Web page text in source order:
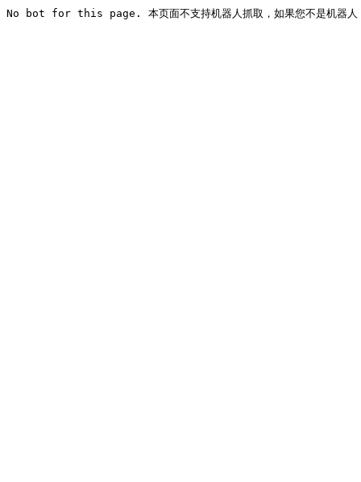
No bot for this page. 本页面不支持机器人抓取，如果您不是机器人，